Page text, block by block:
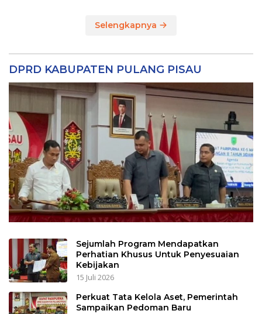
Selengkapnya
DPRD KABUPATEN PULANG PISAU
Sejumlah Program Mendapatkan
Perhatian Khusus Untuk Penyesuaian
Kebijakan
15 Juli 2026
Perkuat Tata Kelola Aset, Pemerintah
Sampaikan Pedoman Baru